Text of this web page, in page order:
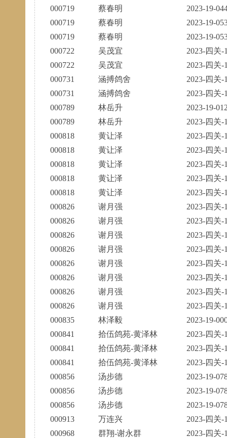
000719
蔡春明
2023-19-
000719
蔡春明
2023-19-
000719
蔡春明
2023-19-
000722
吴茂宜
2023-四关-
000722
吴茂宜
2023-四关-
000731
涵搏鸽舍
2023-四关-
000731
涵搏鸽舍
2023-四关-
000789
林岳升
2023-19-
000789
林岳升
2023-四关-
000818
黄让泽
2023-四关-
000818
黄让泽
2023-四关-
000818
黄让泽
2023-四关-
000818
黄让泽
2023-四关-
000818
黄让泽
2023-四关-
000826
谢月强
2023-四关-
000826
谢月强
2023-四关-
000826
谢月强
2023-四关-
000826
谢月强
2023-四关-
000826
谢月强
2023-四关-
000826
谢月强
2023-四关-
000826
谢月强
2023-四关-
000826
谢月强
2023-四关-
000835
林泽毅
2023-19-
000841
拾伍鸽苑-黄泽林
2023-四关-
000841
拾伍鸽苑-黄泽林
2023-四关-
000841
拾伍鸽苑-黄泽林
2023-四关-
000856
汤步德
2023-19-
000856
汤步德
2023-19-
000856
汤步德
2023-19-
000913
万连兴
2023-四关-
000968
群翔-谢永群
2023-四关-